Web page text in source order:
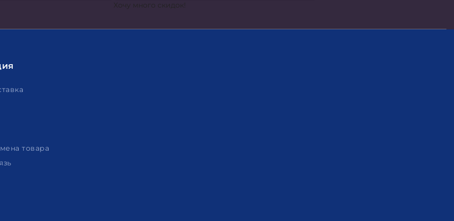
Хочу много скидок!
товара